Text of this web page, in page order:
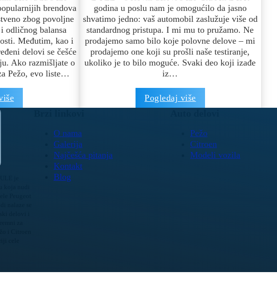
brendova
zbog povoljne
odličnog balansa
Međutim, kao i
delovi se češće
Ako razmišljate o
Pežo, evo liste…
godina u poslu nam je omogućilo da jasno
shvatimo jedno: vaš automobil zaslužuje više od
standardnog pristupa. I mi mu to pružamo. Ne
prodajemo samo bilo koje polovne delove – mi
prodajemo one koji su prošli naše testiranje,
ukoliko je to bilo moguće. Svaki deo koji izađe
iz…
Pogledaj više
O nama
Galerija
Najčešća pitanja
Kontakt
Blog
Pežo
Citroen
Modeli vozila